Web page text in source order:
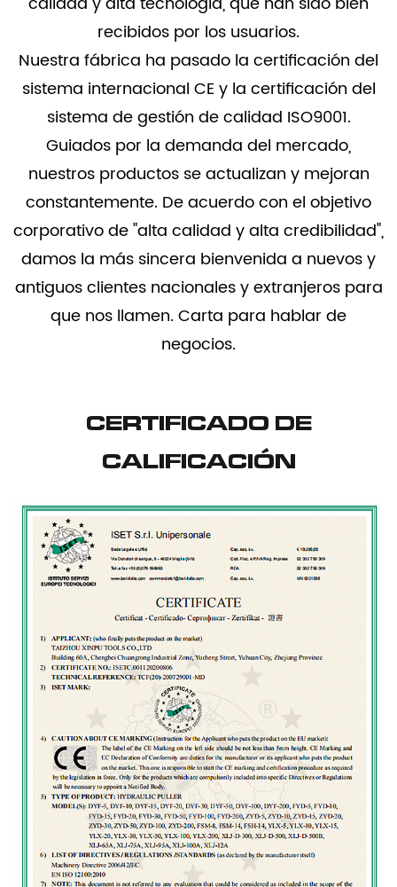
recibidos por los usuarios.
Nuestra fábrica ha pasado la certificación del
sistema internacional CE y la certificación del
sistema de gestión de calidad ISO9001.
Guiados por la demanda del mercado,
nuestros productos se actualizan y mejoran
constantemente. De acuerdo con el objetivo
corporativo de "alta calidad y alta credibilidad",
damos la más sincera bienvenida a nuevos y
antiguos clientes nacionales y extranjeros para
que nos llamen. Carta para hablar de
negocios.
CERTIFICADO DE
CALIFICACIÓN